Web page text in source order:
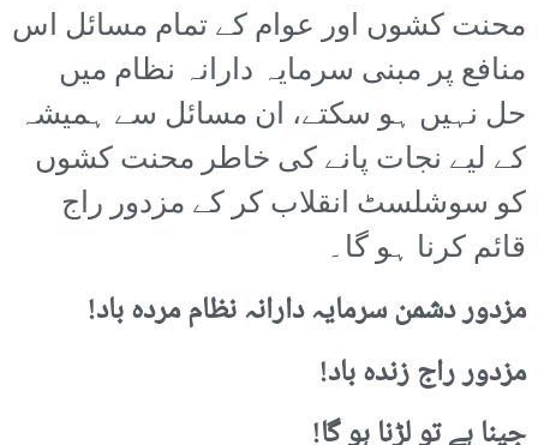
محنت کشوں اور عوام کے تمام مسائل اس
منافع پر مبنی سرمایہ دارانہ نظام میں
حل نہیں ہو سکتے، ان مسائل سے ہمیشہ
کے لیے نجات پانے کی خاطر محنت کشوں
کو سوشلسٹ انقلاب کر کے مزدور راج
قائم کرنا ہو گا۔
مزدور دشمن سرمایہ دارانہ نظام مردہ باد!
مزدور راج زندہ باد!